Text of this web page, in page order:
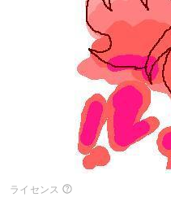
ライセンス